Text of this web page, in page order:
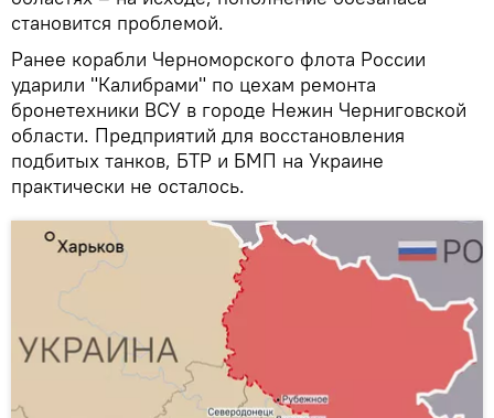
становится проблемой.
Ранее корабли Черноморского флота России
ударили "Калибрами" по цехам ремонта
бронетехники ВСУ в городе Нежин Черниговской
области. Предприятий для восстановления
подбитых танков, БТР и БМП на Украине
практически не осталось.